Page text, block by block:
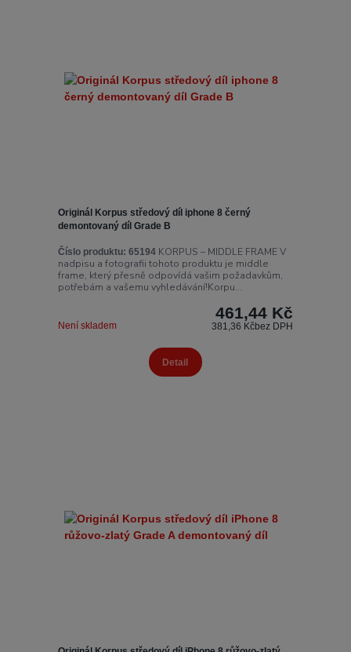
Originál Korpus středový díl iphone 8 černý
demontovaný díl Grade B
Číslo produktu: 65194KORPUS – MIDDLE FRAME V
nadpisu a fotografii tohoto produktu je middle
frame, který přesně odpovídá vašim požadavkům,
potřebám a vašemu vyhledávání!Korpu...
461,44 Kč
381,36 Kčbez DPH
Není skladem
Detail